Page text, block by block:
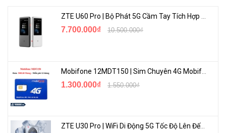
ZTE U60 Pro | Bộ Phát 5G Cầm Tay Tích Hợp Công Nghệ WiFi 7, Pin 10000mAh
7.700.000₫ 10.500.000₫
1.300.000₫ 1.550.000₫
ZTE U30 Pro | WiFi Di Động 5G Tốc Độ Lên Đến 500Mbps, Màn Hình Cảm Ứng